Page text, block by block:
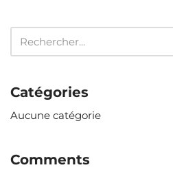
Catégories
Aucune catégorie
Comments